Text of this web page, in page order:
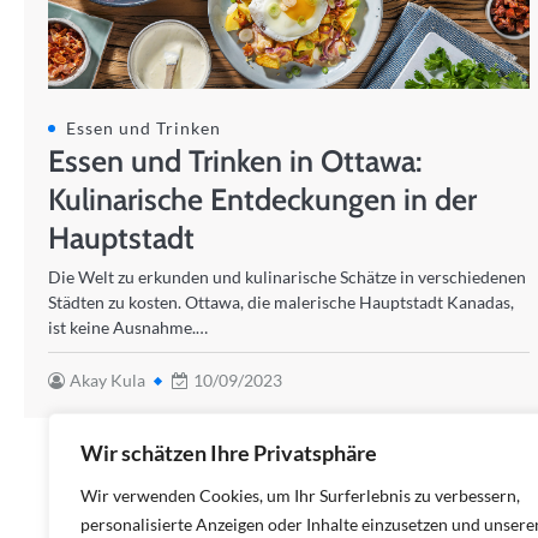
Wir schätzen Ihre Privatsphäre
Wir verwenden Cookies, um Ihr Surferlebnis zu verbessern,
personalisierte Anzeigen oder Inhalte einzusetzen und
Essen und Trinken
Essen und Trinken in Ottawa:
Kulinarische Entdeckungen in der
Hauptstadt
Die Welt zu erkunden und kulinarische Schätze in verschiedenen
Städten zu kosten. Ottawa, die malerische Hauptstadt Kanadas,
ist keine Ausnahme.…
Akay Kula 10/09/2023